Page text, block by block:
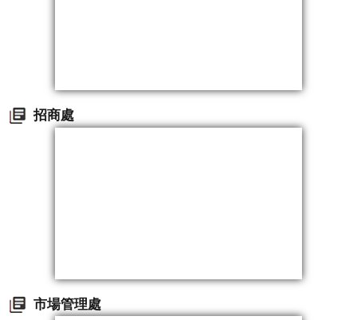
招商處
市場管理處